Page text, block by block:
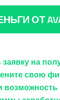
ОТ
на
свою